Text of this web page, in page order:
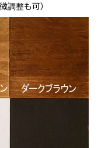
調整も可）